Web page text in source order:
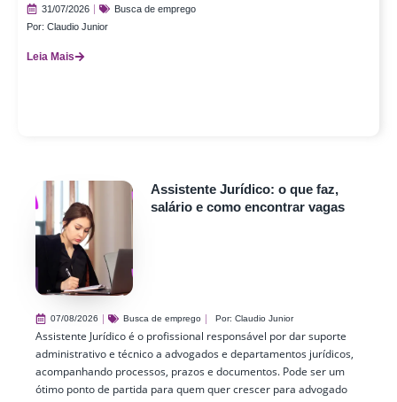
31/07/2026
Busca de emprego
Por: Claudio Junior
Leia Mais
Assistente Jurídico: o que faz,
salário e como encontrar vagas
07/08/2026 Busca de emprego Por: Claudio Junior
Assistente Jurídico é o profissional responsável por dar suporte
administrativo e técnico a advogados e departamentos jurídicos,
acompanhando processos, prazos e documentos. Pode ser um
ótimo ponto de partida para quem quer crescer para advogado